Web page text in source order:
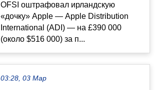
OFSI оштрафовал ирландскую
«дочку» Apple — Apple Distribution
International (ADI) — на £390 000
(около $516 000) за п...
03:28, 03 Мар